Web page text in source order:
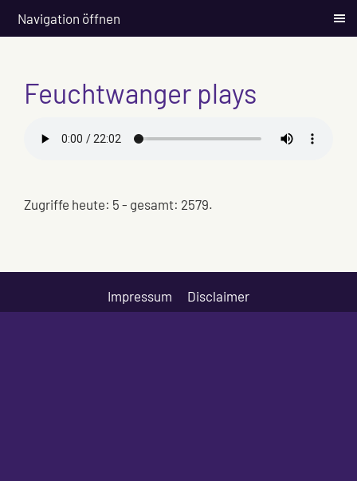
Navigation öffnen
Feuchtwanger plays
Zugriffe heute: 5 - gesamt: 2579.
Impressum Disclaimer